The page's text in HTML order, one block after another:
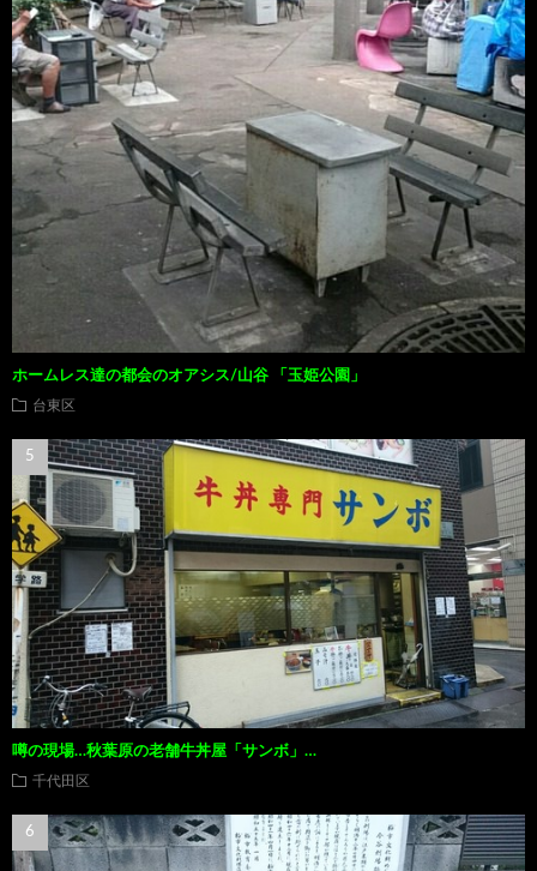
ホームレス達の都会のオアシス/山谷 「玉姫公園」
台東区
噂の現場…秋葉原の老舗牛丼屋「サンボ」…
千代田区